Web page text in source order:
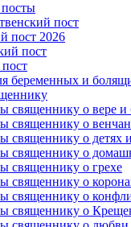
пост
пост 2026
пост
беременных и
священнику о вере и
священнику о
священнику о детях
священнику о
священнику о грехе
священнику о
священнику о
священнику о